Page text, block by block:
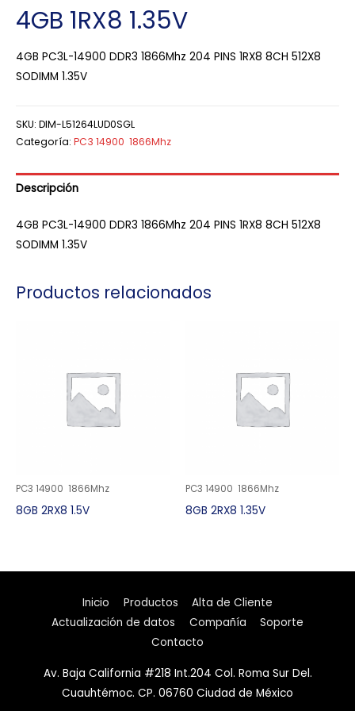
4GB 1RX8 1.35V
4GB PC3L-14900 DDR3 1866Mhz 204 PINS 1RX8 8CH 512X8
SODIMM 1.35V
SKU: DIM-L51264LUD0SGL
Categoría: PC3 14900 1866Mhz
Descripción
4GB PC3L-14900 DDR3 1866Mhz 204 PINS 1RX8 8CH 512X8
SODIMM 1.35V
Productos relacionados
PC3 14900 1866Mhz
8GB 2RX8 1.5V
PC3 14900 1866Mhz
8GB 2RX8 1.35V
Inicio Productos
Alta de Cliente
Actualización de datos
Compañía
Soporte
Contacto
Av. Baja California #218 Int.204 Col. Roma Sur Del.
Cuauhtémoc. CP. 06760 Ciudad de México